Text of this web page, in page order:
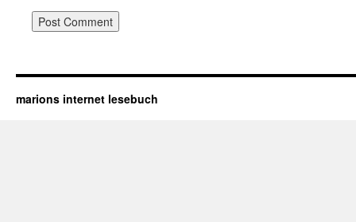
marions internet lesebuch